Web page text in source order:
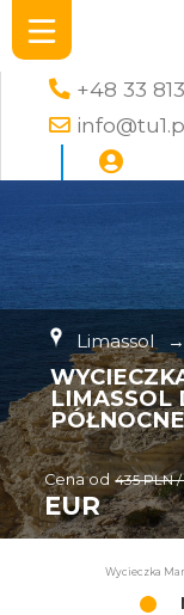
+48 33
Limassol →
LIMASSOL
Cena od 435 PLN
EUR
Wycieczka